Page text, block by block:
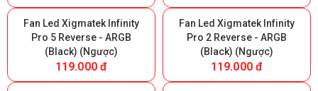
Fan Led Xigmatek Infinity
Pro 5 Reverse - ARGB
(Black) (Ngược)
119.000 đ
Fan Led Xigmatek Infinity
Pro 2 Reverse - ARGB
(Black) (Ngược)
119.000 đ